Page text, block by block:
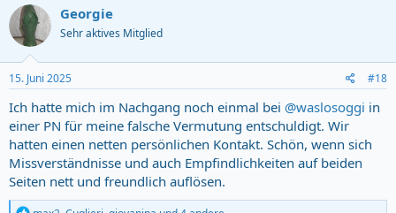
Georgie
Sehr aktives Mitglied
15. Juni 2025 #18
Ich hatte mich im Nachgang noch einmal bei @waslosoggi in
einer PN für meine falsche Vermutung entschuldigt. Wir
hatten einen netten persönlichen Kontakt. Schön, wenn sich
Missverständnisse und auch Empfindlichkeiten auf beiden
Seiten nett und freundlich auflösen.